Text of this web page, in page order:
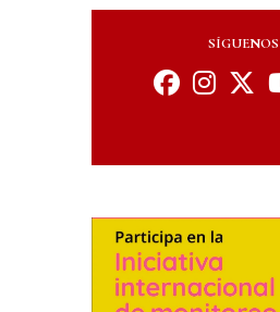
SÍGUENOS